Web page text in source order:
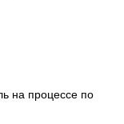
на процессе по